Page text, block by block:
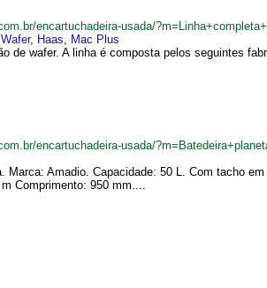
encartuchadeira-usada/
, Haas, Mac Plus
de wafer. A linha é composta pelos seguintes
encartuchadeira-usada/
Marca: Amadio. Capacidade: 50 L. Com tacho
Comprimento: 950 mm....